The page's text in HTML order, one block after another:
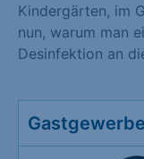
Kindergärten, im
nun, warum man
Desinfektion an
Gastgewerbe